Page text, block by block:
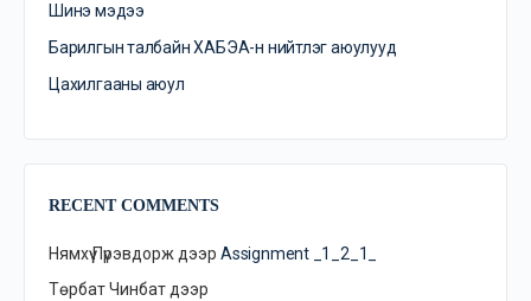
Шинэ мэдээ
Барилгын талбайн ХАБЭА-н нийтлэг аюулууд
Цахилгааны аюул
RECENT COMMENTS
Нямхүү Пүрэвдорж дээр Assignment _1_2_1_
Төрбат Чинбат дээр